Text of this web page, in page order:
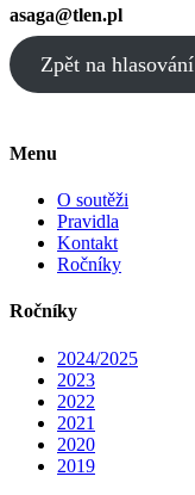
asaga@tlen.pl
Zpět na hlasování
Menu
O soutěži
Pravidla
Kontakt
Ročníky
Ročníky
2024/2025
2023
2022
2021
2020
2019